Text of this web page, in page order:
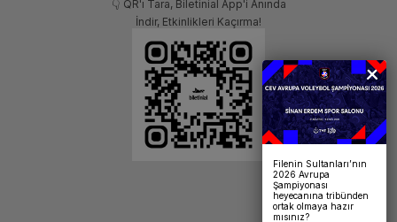
👇 QR'ı Tara, Biletinial App'i Anında
İndir, Etkinlikleri Kaçırma!
Filenin Sultanları’nın
2026 Avrupa
Şampiyonası
heyecanına tribünden
ortak olmaya hazır
mısınız?